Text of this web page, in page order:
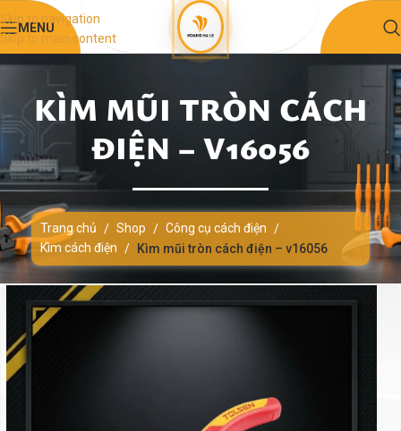
Skip to navigation
Skip to main content
MENU
KÌM MŨI TRÒN CÁCH
ĐIỆN – V16056
Trang chủ / Shop / Công cụ cách điện /
Kìm cách điện / Kìm mũi tròn cách điện – v16056